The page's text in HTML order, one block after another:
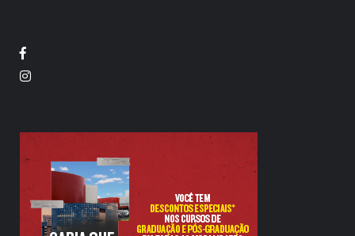
Facebook
Twitter